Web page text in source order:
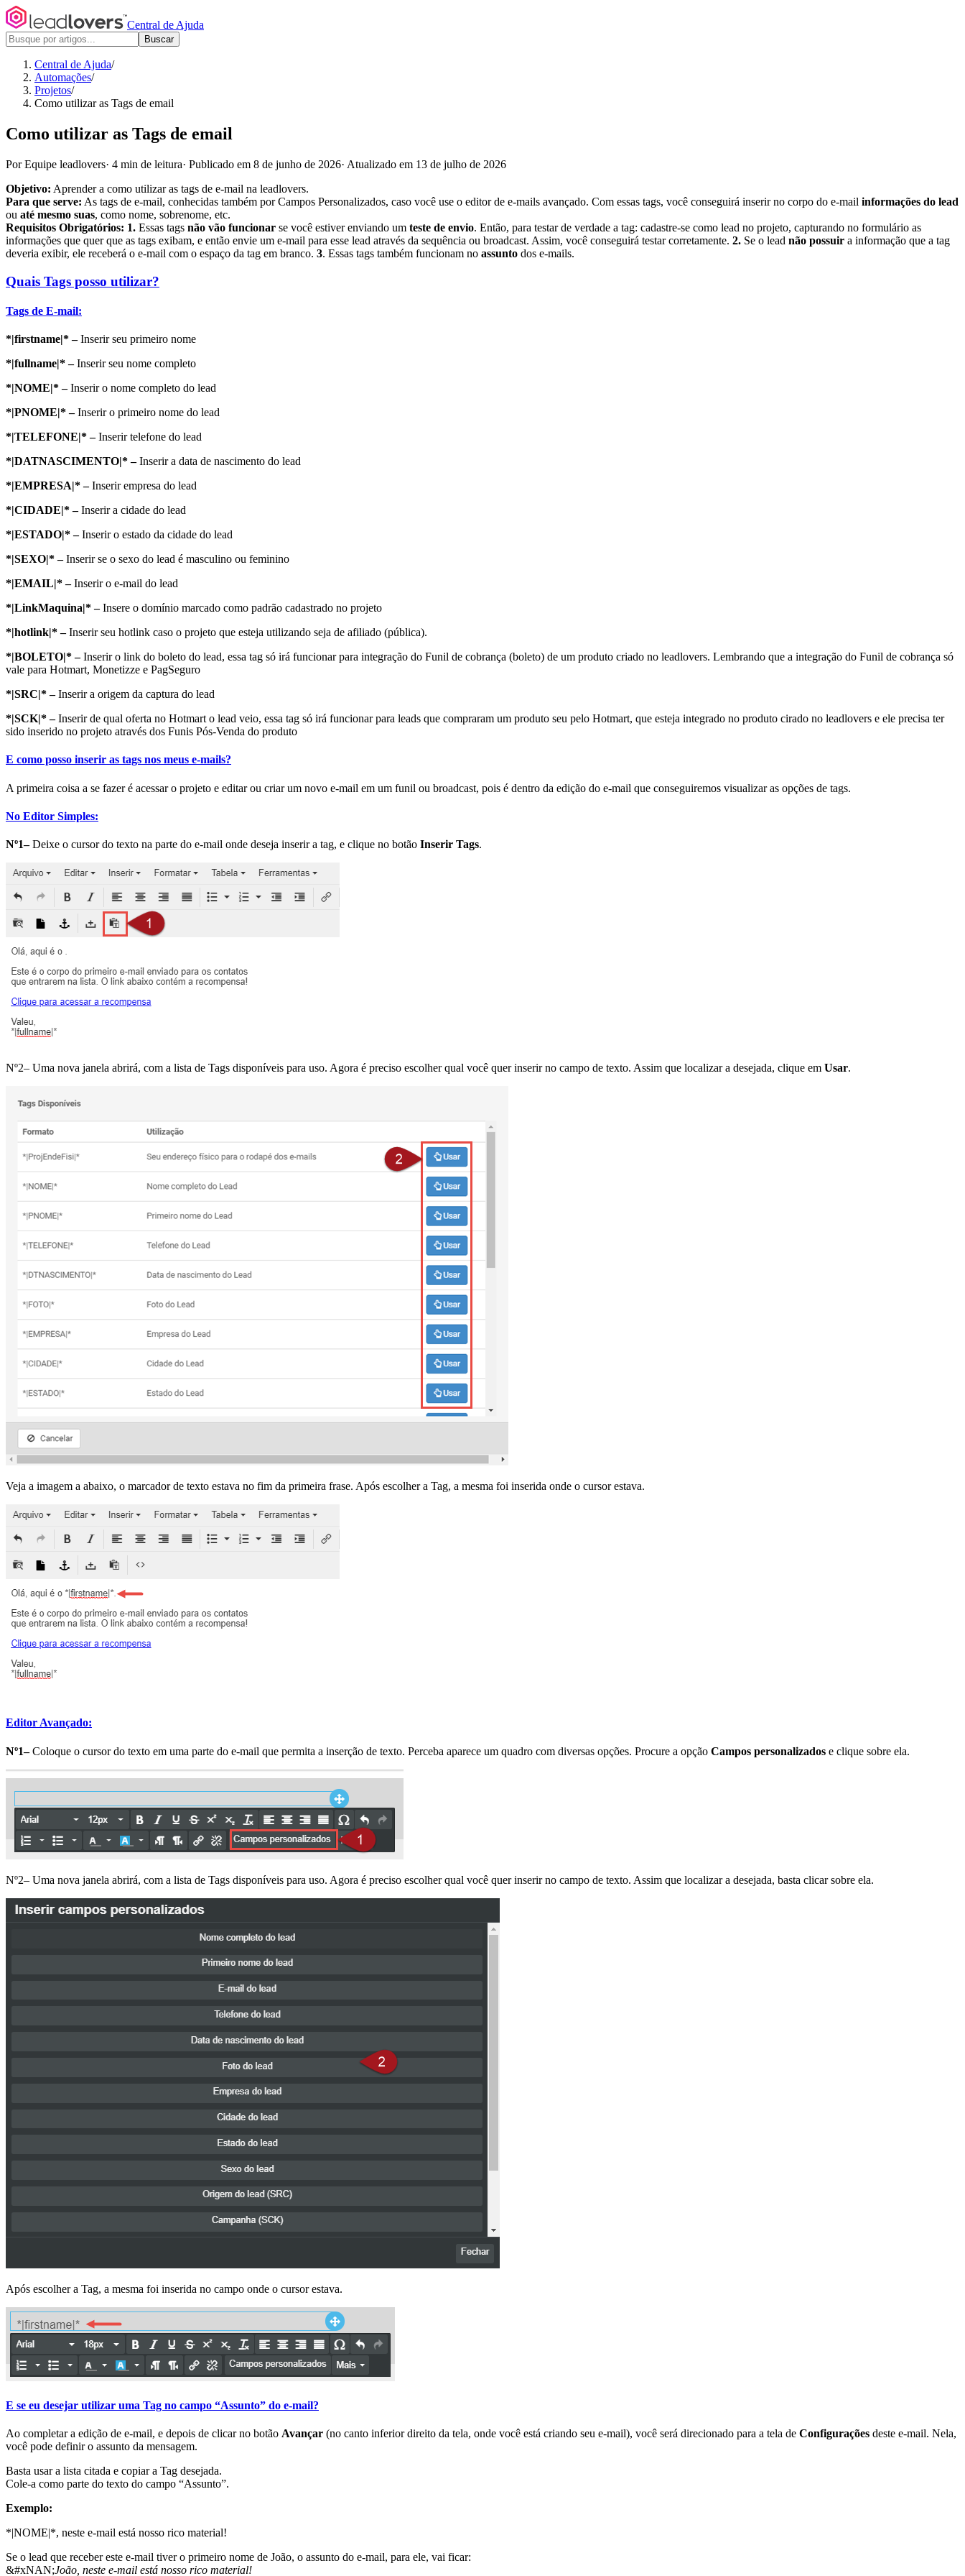
Central de Ajuda
Buscar
Central de Ajuda/
Automações/
Projetos/
Como utilizar as Tags de email
Como utilizar as Tags de email
Por Equipe leadlovers· 4 min de leitura· Publicado em 8 de junho de 2026· Atualizado em 13 de julho de 2026
Objetivo: Aprender a como utilizar as tags de e-mail na leadlovers.
Para que serve: As tags de e-mail, conhecidas também por Campos Personalizados, caso você use o editor de e-mails avançado. Com essas tags, você conseguirá inserir no corpo do e-mail informações do lead
ou até mesmo suas, como nome, sobrenome, etc.
Requisitos Obrigatórios: 1. Essas tags não vão funcionar se você estiver enviando um teste de envio. Então, para testar de verdade a tag: cadastre-se como lead no projeto, capturando no formulário as
informações que quer que as tags exibam, e então envie um e-mail para esse lead através da sequência ou broadcast. Assim, você conseguirá testar corretamente. 2. Se o lead não possuir a informação que a tag
deveria exibir, ele receberá o e-mail com o espaço da tag em branco. 3. Essas tags também funcionam no assunto dos e-mails.
Quais Tags posso utilizar?
Tags de E-mail:
*|firstname|* –Inserir seu primeiro nome
*|fullname|* –Inserir seu nome completo
*|NOME|* –Inserir o nome completo do lead
*|PNOME|* –Inserir o primeiro nome do lead
*|TELEFONE|* –Inserir telefone do lead
*|DATNASCIMENTO|* –Inserir a data de nascimento do lead
*|EMPRESA|* –Inserir empresa do lead
*|CIDADE|* –Inserir a cidade do lead
*|ESTADO|* –Inserir o estado da cidade do lead
*|SEXO|* –Inserir se o sexo do lead é masculino ou feminino
*|EMAIL|* –Inserir o e-mail do lead
*|LinkMaquina|* –Insere o domínio marcado como padrão cadastrado no projeto
*|hotlink|* –Inserir seu hotlink caso o projeto que esteja utilizando seja de afiliado (pública).
*|BOLETO|* –Inserir o link do boleto do lead, essa tag só irá funcionar para integração do Funil de cobrança (boleto) de um produto criado no leadlovers. Lembrando que a integração do Funil de cobrança só
vale para Hotmart, Monetizze e PagSeguro
*|SRC|* –Inserir a origem da captura do lead
*|SCK|* –Inserir de qual oferta no Hotmart o lead veio, essa tag só irá funcionar para leads que compraram um produto seu pelo Hotmart, que esteja integrado no produto cirado no leadlovers e ele precisa ter
sido inserido no projeto através dos Funis Pós-Venda do produto
E como posso inserir as tags nos meus e-mails?
A primeira coisa a se fazer é acessar o projeto e editar ou criar um novo e-mail em um funil ou broadcast, pois é dentro da edição do e-mail que conseguiremos visualizar as opções de tags.
No Editor Simples:
Nº1–Deixe o cursor do texto na parte do e-mail onde deseja inserir a tag, e clique no botão Inserir Tags.
Nº2– Uma nova janela abrirá, com a lista de Tags disponíveis para uso. Agora é preciso escolher qual você quer inserir no campo de texto. Assim que localizar a desejada, clique em Usar.
Veja a imagem a abaixo, o marcador de texto estava no fim da primeira frase. Após escolher a Tag, a mesma foi inserida onde o cursor estava.
Editor Avançado:
Nº1–Coloque o cursor do texto em uma parte do e-mail que permita a inserção de texto. Perceba aparece um quadro com diversas opções. Procure a opção Campos personalizados e clique sobre ela.
Nº2– Uma nova janela abrirá, com a lista de Tags disponíveis para uso. Agora é preciso escolher qual você quer inserir no campo de texto. Assim que localizar a desejada, basta clicar sobre ela.
Após escolher a Tag, a mesma foi inserida no campo onde o cursor estava.
E se eu desejar utilizar uma Tag no campo “Assunto” do e-mail?
Ao completar a edição de e-mail, e depois de clicar no botão Avançar (no canto inferior direito da tela, onde você está criando seu e-mail), você será direcionado para a tela de Configurações deste e-mail. Nela,
você pode definir o assunto da mensagem.
Basta usar a lista citada e copiar a Tag desejada.
Cole-a como parte do texto do campo “Assunto”.
Exemplo:
*|NOME|*, neste e-mail está nosso rico material!
Se o lead que receber este e-mail tiver o primeiro nome de João, o assunto do e-mail, para ele, vai ficar:
&#xNAN;João, neste e-mail está nosso rico material!